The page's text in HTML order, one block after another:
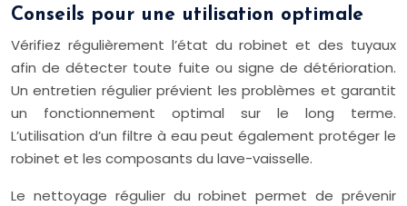
Conseils pour une utilisation optimale
Vérifiez régulièrement l’état du robinet et des tuyaux
afin de détecter toute fuite ou signe de détérioration.
Un entretien régulier prévient les problèmes et garantit
un fonctionnement optimal sur le long terme.
L’utilisation d’un filtre à eau peut également protéger le
robinet et les composants du lave-vaisselle.
Le nettoyage régulier du robinet permet de prévenir